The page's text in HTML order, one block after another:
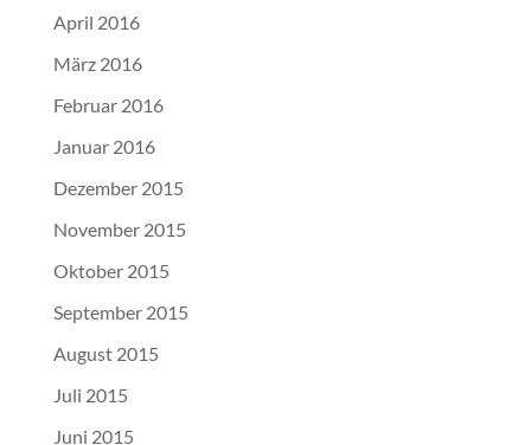
April 2016
März 2016
Februar 2016
Januar 2016
Dezember 2015
November 2015
Oktober 2015
September 2015
August 2015
Juli 2015
Juni 2015